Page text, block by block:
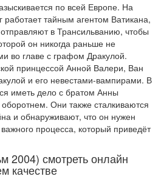
по всей Европе. На
тайным агентом Ватикана,
в Трансильванию, чтобы
он никогда раньше не
во главе с графом Дракулой.
принцессой Анной Валери, Ван
и его невестами-вампирами. В
иметь дело с братом Анны
Они также сталкиваются
и обнаруживают, что он нужен
процесса, который приведёт
2004) смотреть онлайн
качестве